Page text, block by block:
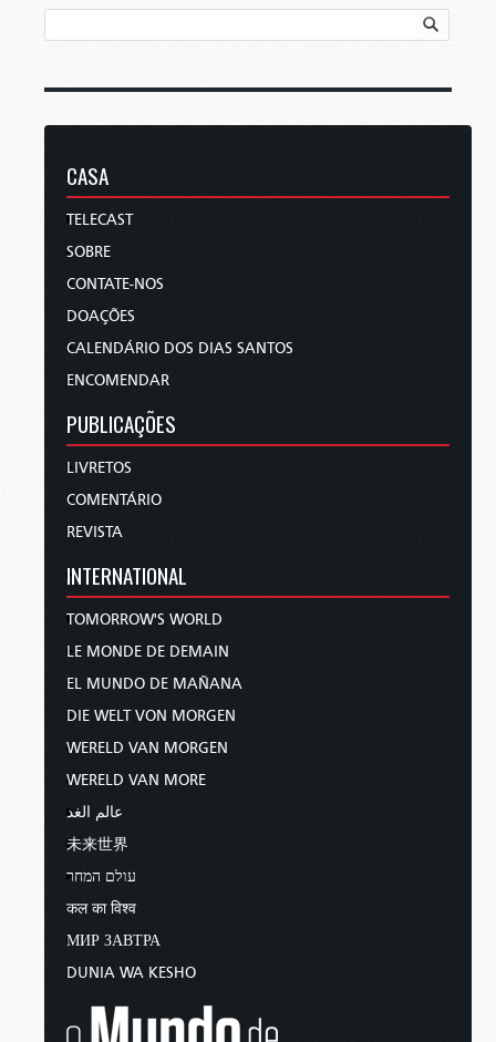
CASA
TELECAST
SOBRE
CONTATE-NOS
DOAÇÕES
CALENDÁRIO DOS DIAS SANTOS
ENCOMENDAR
PUBLICAÇÕES
LIVRETOS
COMENTÁRIO
REVISTA
INTERNATIONAL
TOMORROW'S WORLD
LE MONDE DE DEMAIN
EL MUNDO DE MAÑANA
DIE WELT VON MORGEN
WERELD VAN MORGEN
WERELD VAN MORE
عالم الغد
未来世界
עולם המחר
कल का विश्व
МИР ЗАВТРА
DUNIA WA KESHO